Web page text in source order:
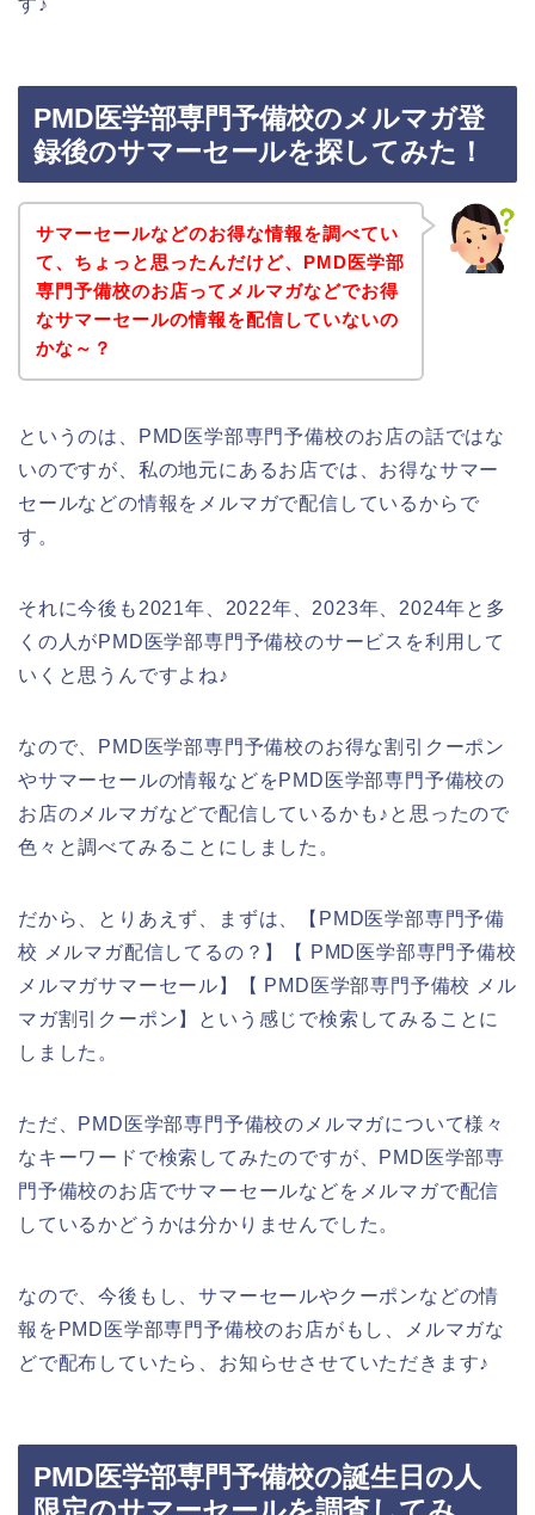
PMD医学部専門予備校のメルマガ登
録後のサマーセールを探してみた！
サマーセールなどのお得な情報を調べてい
て、ちょっと思ったんだけど、PMD医学部
専門予備校のお店ってメルマガなどでお得
なサマーセールの情報を配信していないの
かな～？
というのは、PMD医学部専門予備校のお店の話ではな
いのですが、私の地元にあるお店では、お得なサマー
セールなどの情報をメルマガで配信しているからで
す。
それに今後も2021年、2022年、2023年、2024年と多
くの人がPMD医学部専門予備校のサービスを利用して
いくと思うんですよね♪
なので、PMD医学部専門予備校のお得な割引クーポン
やサマーセールの情報などをPMD医学部専門予備校の
お店のメルマガなどで配信しているかも♪と思ったので
色々と調べてみることにしました。
だから、とりあえず、まずは、【PMD医学部専門予備
校 メルマガ配信してるの？】【 PMD医学部専門予備校
メルマガサマーセール】【 PMD医学部専門予備校 メル
マガ割引クーポン】という感じで検索してみることに
しました。
ただ、PMD医学部専門予備校のメルマガについて様々
なキーワードで検索してみたのですが、PMD医学部専
門予備校のお店でサマーセールなどをメルマガで配信
しているかどうかは分かりませんでした。
なので、今後もし、サマーセールやクーポンなどの情
報をPMD医学部専門予備校のお店がもし、メルマガな
どで配布していたら、お知らせさせていただきます♪
PMD医学部専門予備校の誕生日の人